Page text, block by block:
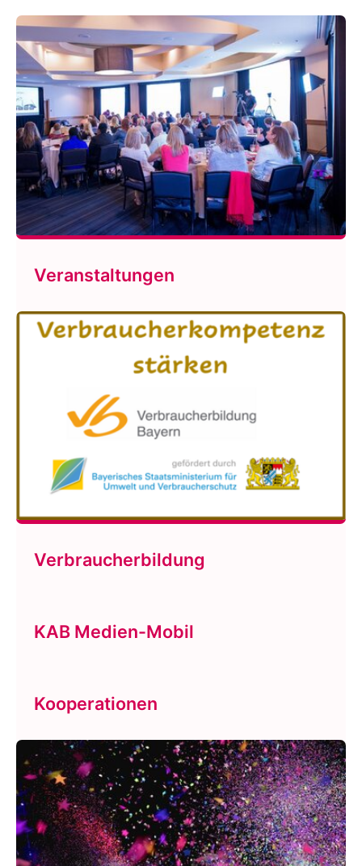
Veranstaltungen
Verbraucherbildung
KAB Medien-Mobil
Kooperationen